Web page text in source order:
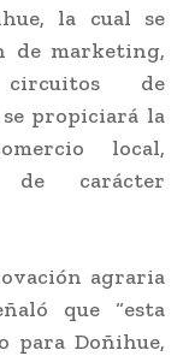
la cual se
de marketing,
de
propiciará la
local,
de carácter
agraria
que “esta
para Doñihue,